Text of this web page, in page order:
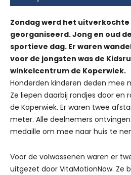
Zondag werd het
georganiseerd. Jong en oud
sportieve dag. Er waren
voor de jongsten was de
winkelcentrum de Koperwiek.
Honderden kinderen deden mee
Ze liepen daarbij rondjes door en
de Koperwiek. Er waren twee
meter. Alle deelnemers
medaille om mee naar huis te
Voor de volwassenen waren er
uitgezet door VitaMotionNow. Ze